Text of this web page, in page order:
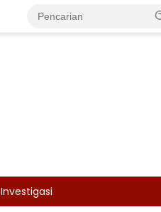
Investigasi